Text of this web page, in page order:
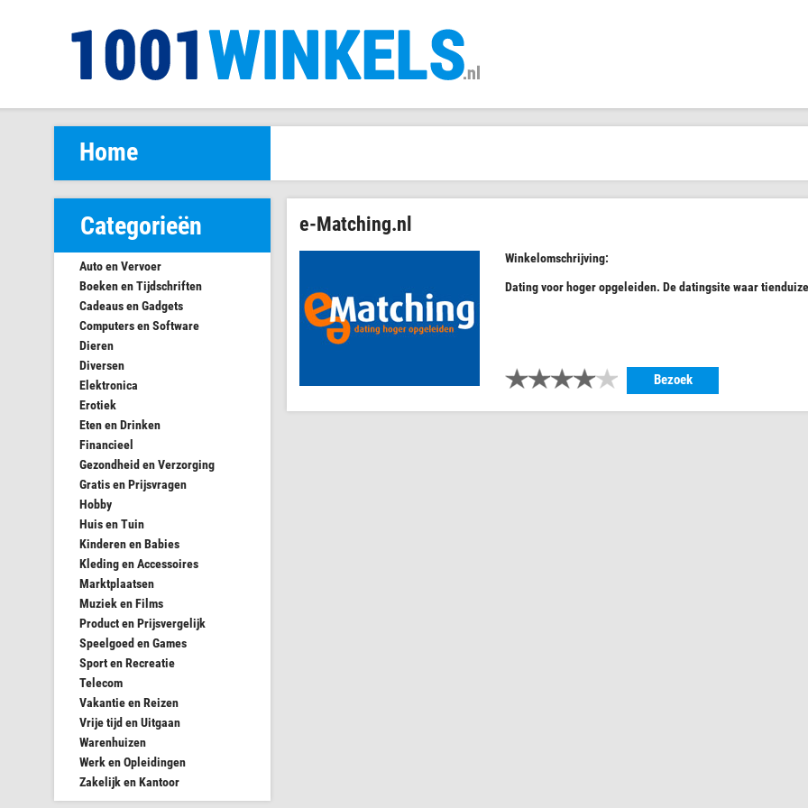
Home
Categorieën
Auto en Vervoer
Boeken en Tijdschriften
Cadeaus en Gadgets
Computers en Software
Dieren
Diversen
Elektronica
Erotiek
Eten en Drinken
Financieel
Gezondheid en Verzorging
Gratis en Prijsvragen
Hobby
Huis en Tuin
Kinderen en Babies
Kleding en Accessoires
Marktplaatsen
Muziek en Films
Product en Prijsvergelijk
Speelgoed en Games
Sport en Recreatie
Telecom
Vakantie en Reizen
Vrije tijd en Uitgaan
Warenhuizen
Werk en Opleidingen
Zakelijk en Kantoor
e-Matching.nl
Winkelomschrijving:
Dating voor hoger opgeleiden. De datingsite waar
Bezoek